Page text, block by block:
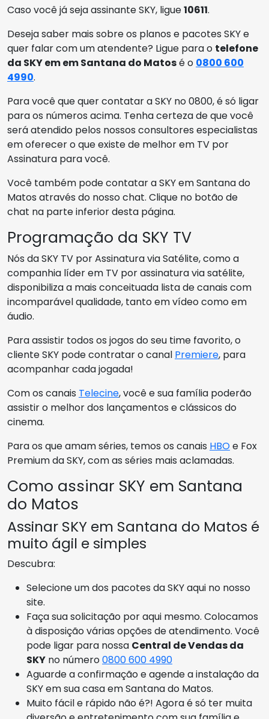
Caso você já seja assinante SKY, ligue10611.
Deseja saber mais sobre os planos e pacotes SKY e
quer falar com um atendente? Ligue para o telefone
da SKY em em Santana do Matosé o 0800 600
4990.
Para você que quer contatar a SKY no 0800, é só ligar
para os números acima. Tenha certeza de que você
será atendido pelos nossos consultores especialistas
em oferecer o que existe de melhor em TV por
Assinatura para você.
Você também pode contatar a SKY em Santana do
Matos através do nosso chat. Clique no botão de
chat na parte inferior desta página.
Programação da SKY TV
Nós da SKY TV por Assinatura via Satélite, como a
companhia líder em TV por assinatura via satélite,
disponibiliza a mais conceituada lista de canais com
incomparável qualidade, tanto em vídeo como em
áudio.
Para assistir todos os jogos do seu time favorito, o
cliente SKY pode contratar o canal Premiere, para
acompanhar cada jogada!
Com os canais Telecine, você e sua família poderão
assistir o melhor dos lançamentos e clássicos do
cinema.
Para os que amam séries, temos os canais HBOe Fox
Premium da SKY, com as séries mais aclamadas.
Como assinar SKY em Santana
do Matos
Assinar SKY em Santana do Matos é
muito ágil e simples
Descubra:
Selecione um dos pacotes da SKY aqui no nosso
site.
Faça sua solicitação por aqui mesmo. Colocamos
à disposição várias opções de atendimento. Você
pode ligar para nossa Central de Vendas da
SKY no número0800 600 4990
Aguarde a confirmação e agende a instalação da
SKY em sua casa em Santana do Matos.
Muito fácil e rápido não é?! Agora é só ter muita